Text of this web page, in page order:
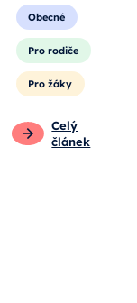
Obecné
Pro rodiče
Pro žáky
Celý
článek